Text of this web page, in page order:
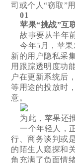
司或个人“窃取”
01
苹果“挑战”互
故事要从半年前
今年5月，苹果
新的用户隐私采
用跟踪透明度功
户在更新系统后
等用途的投放时
意。
为此，苹果还
一个年轻人，
行、商务谈判或
的陌生人窥探和
角充满了负面情